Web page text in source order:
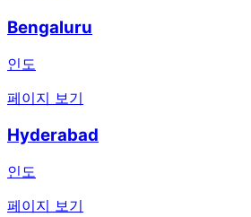
Bengaluru
인도
페이지 보기
Hyderabad
인도
페이지 보기